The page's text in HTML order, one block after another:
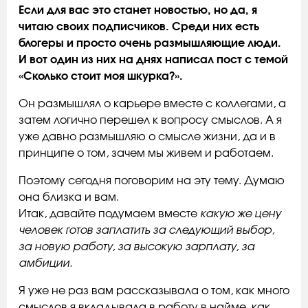
Если для вас это станет новостью, но да, я
читаю своих подписчиков. Среди них есть
блогеры и просто очень размышляющие люди.
И вот один из них на днях написал пост с темой
«Сколько стоит моя шкурка?».
Он размышлял о карьере вместе с коллегами, а
затем логично перешел к вопросу смыслов. А я
уже давно размышляю о смысле жизни, да и в
принципе о том, зачем мы живем и работаем.
Поэтому сегодня поговорим на эту тему. Думаю
она близка и вам.
Итак, давайте подумаем вместе какую же цену
человек готов заплатить за следующий выбор,
за новую работу, за высокую зарплату, за
амбиции.
Я уже не раз вам рассказывала о том, как много